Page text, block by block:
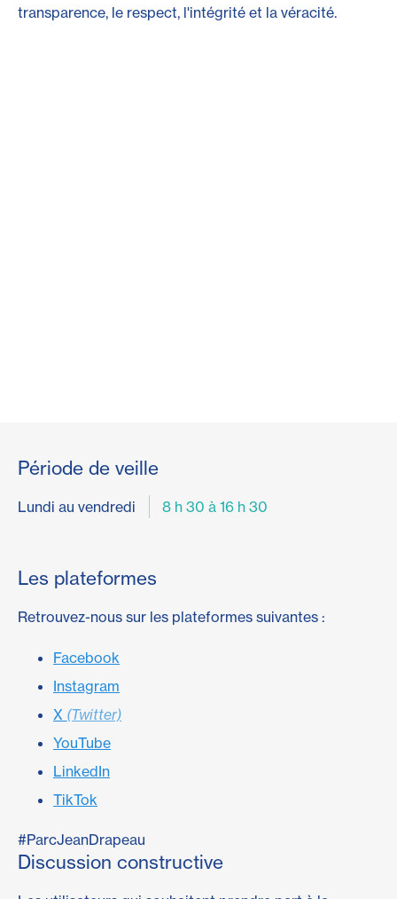
transparence, le respect, l'intégrité et la véracité.
Période de veille
Lundi au vendredi 8 h 30 à 16 h 30
Les plateformes
Retrouvez-nous sur les plateformes suivantes :
Facebook
Instagram
X (Twitter)
YouTube
LinkedIn
TikTok
#ParcJeanDrapeau
Discussion constructive